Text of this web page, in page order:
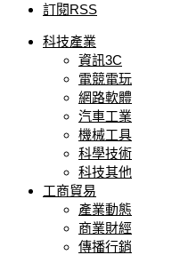
訂閱RSS
科技產業
資訊3C
電競電玩
網路軟體
汽車工業
機械工具
科學技術
科技其他
工商貿易
產業動態
商業財經
傳播行銷